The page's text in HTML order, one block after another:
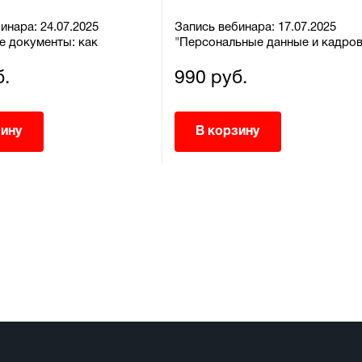
24.07.2025
документы: как
Запись вебинара: 17.07.2025
"Персональные данные и
хранения – без ошибок"
990 руб.
В корзину